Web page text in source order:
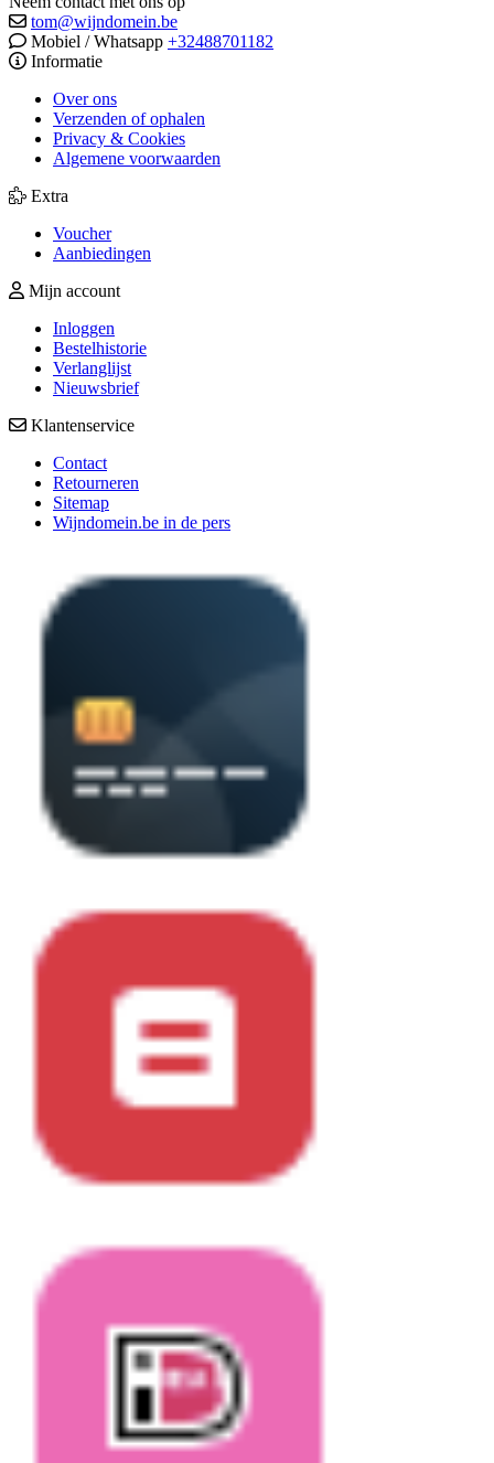
tom@wijndomein.be
Mobiel / Whatsapp +32488701182
Informatie
Over ons
Verzenden of ophalen
Privacy & Cookies
Algemene voorwaarden
Extra
Voucher
Aanbiedingen
Mijn account
Inloggen
Bestelhistorie
Verlanglijst
Nieuwsbrief
Klantenservice
Contact
Retourneren
Sitemap
Wijndomein.be in de pers